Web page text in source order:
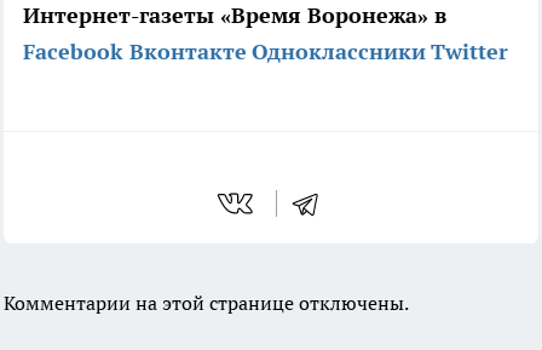
Интернет-газеты «Время Воронежа» в
Facebook Вконтакте ОдноклассникиTwitter
Комментарии на этой странице отключены.